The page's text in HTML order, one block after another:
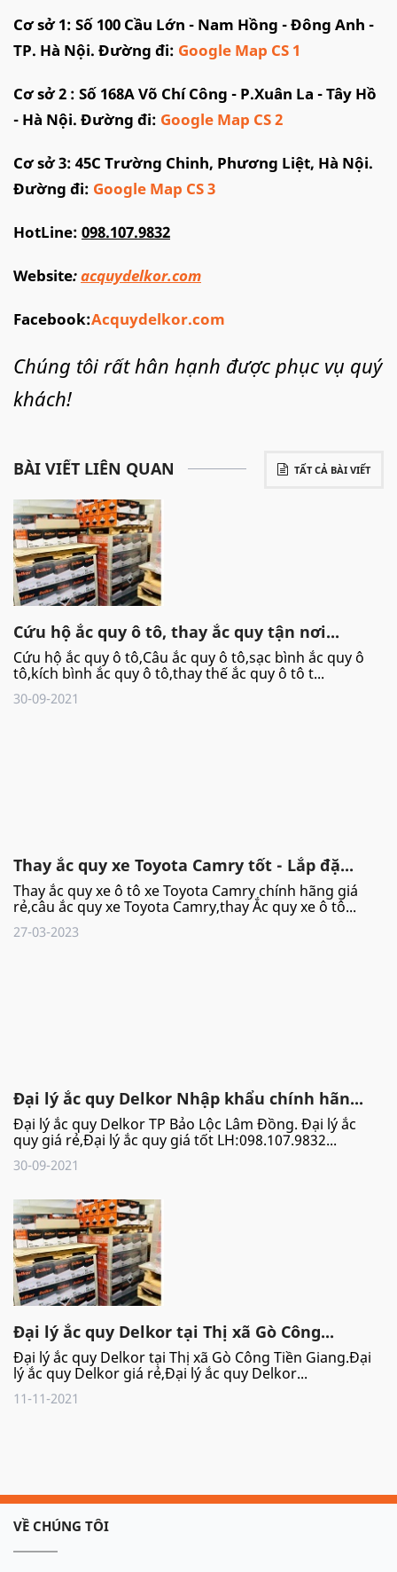
Cơ sở 1: Số 100 Cầu Lớn - Nam Hồng - Đông Anh -
TP. Hà Nội. Đường đi: Google Map CS 1
Cơ sở 2 : Số 168A Võ Chí Công - P.Xuân La - Tây Hồ
- Hà Nội. Đường đi: Google Map CS 2
Cơ sở 3: 45C Trường Chinh, Phương Liệt, Hà Nội.
Đường đi: Google Map CS 3
HotLine: 098.107.9832
Website:acquydelkor.com
Facebook:Acquydelkor.com
Chúng tôi rất hân hạnh được phục vụ quý
khách!
TẤT CẢ BÀI VIẾT
BÀI VIẾT LIÊN QUAN
Cứu hộ ắc quy ô tô, thay ắc quy tận nơi...
Cứu hộ ắc quy ô tô,Câu ắc quy ô tô,sạc bình ắc quy ô
tô,kích bình ắc quy ô tô,thay thế ắc quy ô tô t...
30-09-2021
Thay ắc quy xe Toyota Camry tốt - Lắp đặ...
Thay ắc quy xe ô tô xe Toyota Camry chính hãng giá
rẻ,câu ắc quy xe Toyota Camry,thay Ắc quy xe ô tô...
27-03-2023
Đại lý ắc quy Delkor Nhập khẩu chính hãn...
Đại lý ắc quy Delkor TP Bảo Lộc Lâm Đồng. Đại lý ắc
quy giá rẻ,Đại lý ắc quy giá tốt LH:098.107.9832...
30-09-2021
Đại lý ắc quy Delkor tại Thị xã Gò Công...
Đại lý ắc quy Delkor tại Thị xã Gò Công Tiền Giang.Đại
lý ắc quy Delkor giá rẻ,Đại lý ắc quy Delkor...
11-11-2021
VỀ CHÚNG TÔI